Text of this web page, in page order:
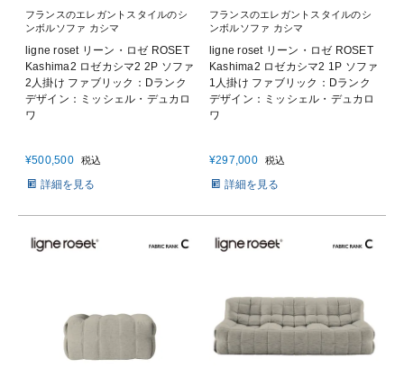
フランスのエレガントスタイルのシ
ンボルソファ カシマ
ligne roset リーン・ロゼ ROSET
Kashima2 ロゼカシマ2 2P ソファ
2人掛け ファブリック：Dランク
デザイン：ミッシェル・デュカロ
ワ
¥500,500 税込
詳細を見る
フランスのエレガントスタイルのシ
ンボルソファ カシマ
ligne roset リーン・ロゼ ROSET
Kashima2 ロゼカシマ2 1P ソファ
1人掛け ファブリック：Dランク
デザイン：ミッシェル・デュカロ
ワ
¥297,000 税込
詳細を見る